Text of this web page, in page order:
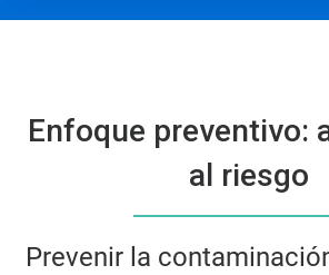
Enfoque preventivo:
al riesgo
Prevenir la